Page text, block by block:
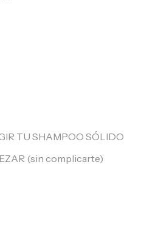
TU SHAMPOO SÓLIDO
(sin complicarte)